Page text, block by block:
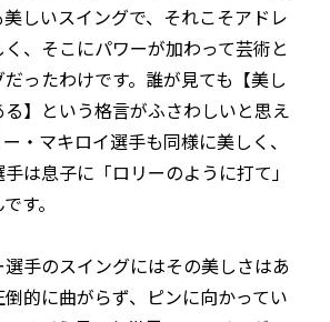
しいスイングで、それこそアドレ
、そこにパワーが加わって芸術と
ったわけです。誰が見ても【美し
】という格言がふさわしいと思え
・マキロイ選手も同様に美しく、
は息子に「ロリーのように打て」
す。
手のスイングにはその美しさはあ
的に曲がらず、ピンに向かってい